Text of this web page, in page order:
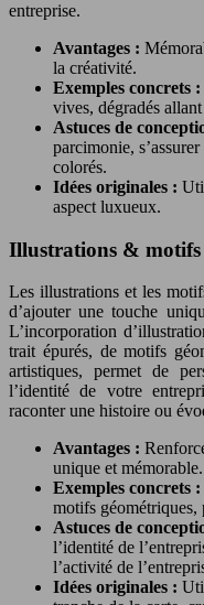
entreprise.
Avantages :
la créativité.
Exemples concrets :
vives, dégradés
Astuces de
parcimonie,
colorés.
Idées originales :
aspect luxueux.
Illustrations & motifs
Les illustrations et les
d’ajouter une touche
L’incorporation
trait épurés, de motifs
artistiques, permet de
l’identité de votre
raconter une histoire ou
Avantages :
unique et mémorable.
Exemples concrets :
motifs géométriques,
Astuces de
l’identité de
l’activité de
Idées originales :